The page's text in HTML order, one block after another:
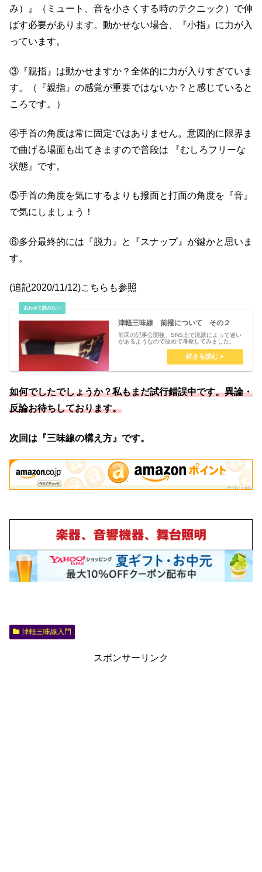
み）』（ミュート、音を小さくする時のテクニック）で伸
ばす必要があります。動かせない場合、『小指』に力が入
っています。
③『親指』は動かせますか？全体的に力が入りすぎていま
す。（『親指』の感覚が重要ではないか？と感じていると
ころです。）
④手首の角度は常に固定ではありません。意図的に限界ま
で曲げる場面も出てきますので普段は 『むしろフリーな
状態』です。
⑤手首の角度を気にするよりも撥面と打面の角度を『音』
で気にしましょう！
⑥多分最終的には『脱力』と『スナップ』が鍵かと思いま
す。
(追記2020/11/12)こちらも参照
津軽三味線 前撥について その２
前回の記事公開後、SNS上で流派によって違い
があるようなので改めて考察してみました。
如何でしたでしょうか？私もまだ試行錯誤中です。異論・
反論お待ちしております。
次回は『三味線の構え方』です。
津軽三味線入門
スポンサーリンク